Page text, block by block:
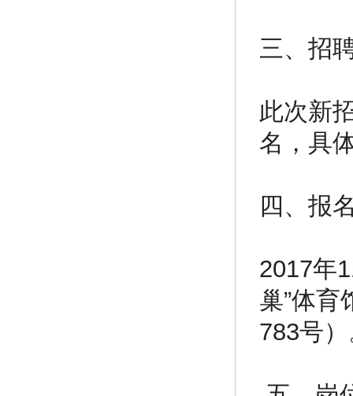
三、招
此次新
名，具
四、报
2017年
巢”体育
783号